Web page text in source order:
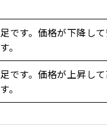
です。価格が下降し
。
です。価格が上昇し
。